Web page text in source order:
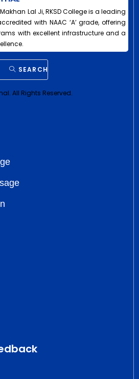
Lal Ji, RKSD College is a leading
with NAAC ‘A’ grade, offering
with excellent infrastructure and a
SEARCH
All Rights Reserved.